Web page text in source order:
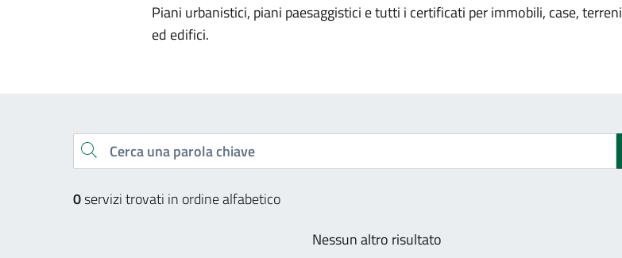
Piani urbanistici, piani paesaggistici e tutti i certificati per immobili, case, terreni
ed edifici.
Cerca una parola chiave
0servizi trovati in ordine alfabetico
Nessun altro risultato